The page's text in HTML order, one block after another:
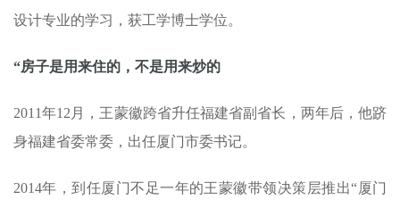
设计专业的学习，获工学博士学位。
“房子是用来住的，不是用来炒的
2011年12月，王蒙徽跨省升任福建省副省长，两年后，他跻
身福建省委常委，出任厦门市委书记。
2014年，到任厦门不足一年的王蒙徽带领决策层推出“厦门